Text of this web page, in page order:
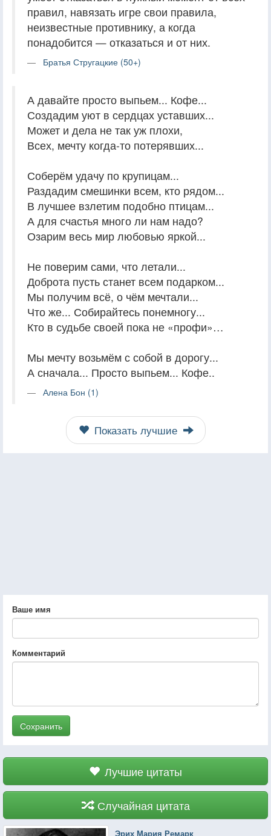
правил, навязать игре свои правила,
неизвестные противнику, а когда
понадобится — отказаться и от них.
Братья Стругацкие (50+)
А давайте просто выпьем... Кофе...
Создадим уют в сердцах уставших...
Может и дела не так уж плохи,
Всех, мечту когда-то потерявших...
Соберём удачу по крупицам...
Раздадим смешинки всем, кто рядом...
В лучшее взлетим подобно птицам...
А для счастья много ли нам надо?
Озарим весь мир любовью яркой...
Не поверим сами, что летали...
Доброта пусть станет всем подарком...
Мы получим всё, о чём мечтали...
Что же... Собирайтесь понемногу...
Кто в судьбе своей пока не «профи»…
Мы мечту возьмём с собой в дорогу...
А сначала... Просто выпьем... Кофе..
Алена Бон (1)
Показать лучшие
Ваше имя
Комментарий
Сохранить
Лучшие цитаты
Случайная цитата
Эрих Мария Ремарк